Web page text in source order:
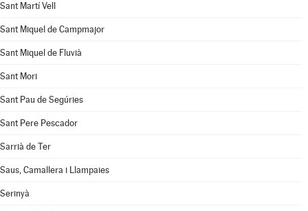
Sant Martí Vell
Sant Miquel de Campmajor
Sant Miquel de Fluvià
Sant Mori
Sant Pau de Segúries
Sant Pere Pescador
Sarrià de Ter
Saus, Camallera i Llampaies
Serinyà